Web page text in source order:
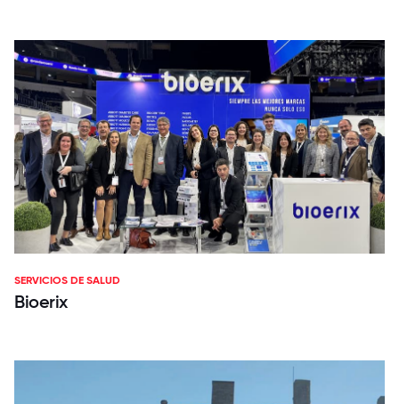
SERVICIOS DE SALUD
Bioerix